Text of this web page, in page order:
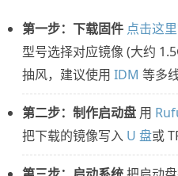
第一步：下载固件 点击这
型号选择对应镜像 (大约
抽风，建议使用 IDM 等多
第二步：制作启动盘 用
把下载的镜像写入 U 盘或